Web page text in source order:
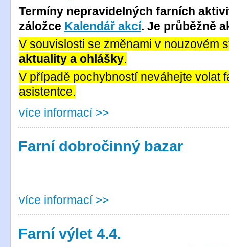
Termíny nepravidelných farních
záložce Kalendář akcí. Je průběžně
V souvislosti se změnami v nouzovém
aktuality a ohlášky.
V případě pochybností neváhejte volat
asistentce.
více informací >>
Farní dobročinný bazar
více informací >>
Farní výlet 4.4.